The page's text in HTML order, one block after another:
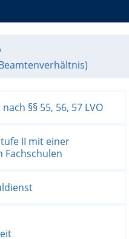
§§ 55, 56, 57 LVO
II mit einer
Fachschulen